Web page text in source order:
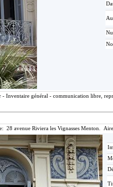
Inventaire général - communication libre,
28 avenue Riviera les Vignasses Menton.